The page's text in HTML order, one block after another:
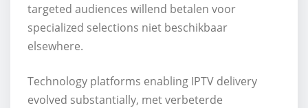
targeted audiences willend betalen voor
specialized selections niet beschikbaar
elsewhere.
Technology platforms enabling IPTV delivery
evolved substantially, met verbeterde